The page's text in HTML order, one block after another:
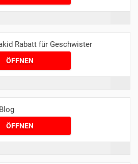
Rabatt für Geschwister
ÖFFNEN
ÖFFNEN